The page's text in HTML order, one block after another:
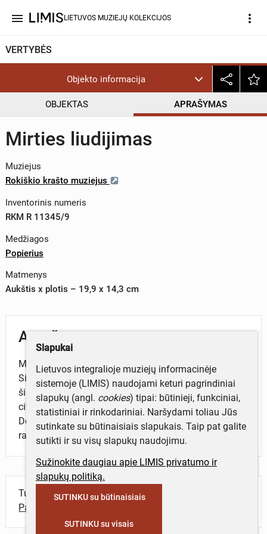
menu LIETUVOS MUZIEJŲ KOLEKCIJOS more_vert
VERTYBĖS
Objekto informacija
OBJEKTAS APRAŠYMAS
Mirties liudijimas
Muziejus
Rokiškio krašto muziejus
Inventorinis numeris
RKM R 11345/9
Medžiagos
Popierius
Matmenys
Aukštis x plotis – 19,9 x 14,3 cm
Aprašymas
Mirties liudijimas. Liudijama, kad Bukauskas Juozas,
Simono mirė 1951 m. vasario 21 d. Mirties priežastis -
širdies raumenų nusilpimas. Yra antspaudas ir
civilinės būklės aktų įrašų biuro vedėjo parašas.
Dokumento blankas atspausdintas lietuvių ir rusų k.,
rašytas lietuvių kalba, 1 lapas.
Turite daugiau informacijos apie objektą?
Parašykite mums!
Slapukai
Lietuvos integralioje muziejų informacinėje
sistemoje (LIMIS) naudojami keturi pagrindiniai
slapukų (angl. cookies) tipai: būtinieji, funkciniai,
statistiniai ir rinkodariniai. Naršydami toliau Jūs
sutinkate su būtinaisiais slapukais. Taip pat galite
sutikti ir su visų slapukų naudojimu.
Sužinokite daugiau apie LIMIS privatumo ir
slapukų politiką.
SUTINKU su būtinaisiais
SUTINKU su visais